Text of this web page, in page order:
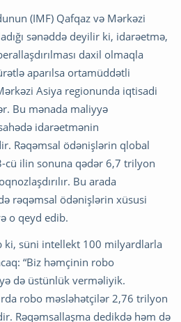
(IMF) Qafqaz və Mərkəzi
sənəddə deyilir ki, idarəetmə,
daxil olmaqla
aparılsa ortamüddətli
Asiya regionunda iqtisadi
Bu mənada maliyyə
idarəetmənin
Rəqəmsal ödənişlərin qlobal
ilin sonuna qədər 6,7 trilyon
Bu arada
rəqəmsal ödənişlərin xüsusi
o qeyd edib.
ki, süni intellekt 100 milyardlarla
“Biz həmçinin robo
də üstünlük verməliyik.
robo məsləhətçilər 2,76 trilyon
Rəqəmsallaşma dedikdə həm də